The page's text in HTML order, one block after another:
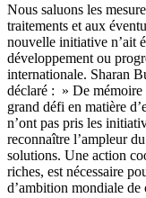
Nous saluons les
traitements et aux
nouvelle initiative n’ait
développement ou
internationale. Sharan
déclaré : » De mémoire
grand défi en matière
n’ont pas pris les
reconnaître l’ampleur
solutions. Une action
riches, est nécessaire
d’ambition mondiale de